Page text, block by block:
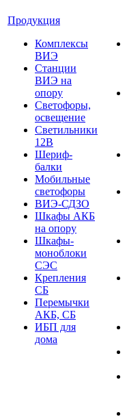
Продукция
Комплексы
ВИЭ
Станции
ВИЭ на
опору
Светофоры,
освещение
Светильники
12В
Шериф-
балки
Мобильные
светофоры
ВИЭ-СДЗО
Шкафы АКБ
на опору
Шкафы-
моноблоки
СЭС
Крепления
СБ
Перемычки
АКБ, СБ
ИБП для
дома